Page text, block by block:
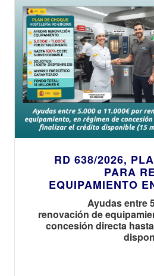
RD 638/2026,
PARA
EQUIPAMIENTO
Ayudas entre
renovación de
concesión directa